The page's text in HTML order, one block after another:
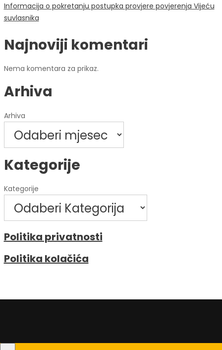
Informacija o pokretanju postupka provjere povjerenja Vijeću
suvlasnika
Najnoviji komentari
Nema komentara za prikaz.
Arhiva
Arhiva
Kategorije
Kategorije
Politika privatnosti
Politika kolačića